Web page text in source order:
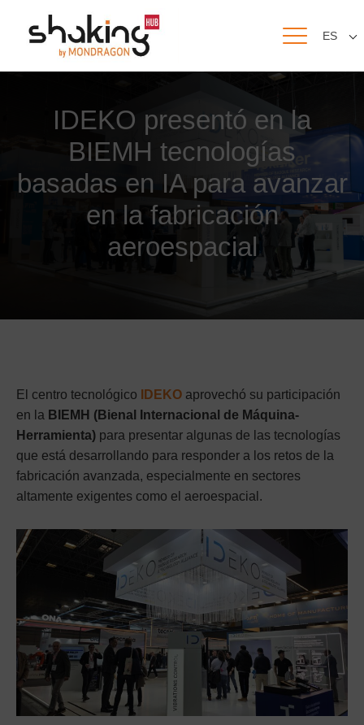
ES
IDEKO presentó en la
BIEMH tecnologías
basadas en IA para avanzar
en la fabricación
aeroespacial
El centro tecnológico IDEKO aprovechó su participación
en la BIEMH (Bienal Internacional de Máquina-
Herramienta) para presentar algunas de las tecnologías
que está desarrollando para responder a los retos de la
fabricación avanzada, especialmente en sectores
altamente exigentes como el aeroespacial.